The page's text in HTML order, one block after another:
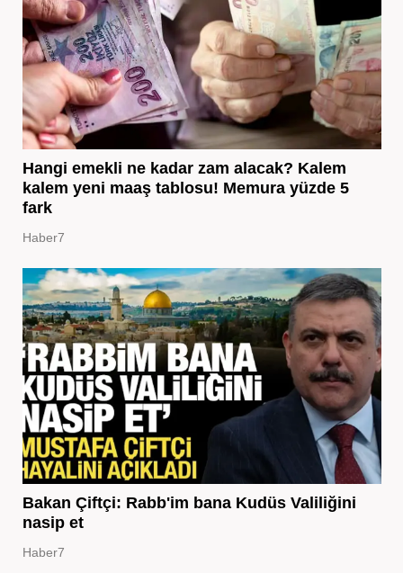
Hangi emekli ne kadar zam alacak? Kalem
kalem yeni maaş tablosu! Memura yüzde 5
fark
Haber7
Bakan Çiftçi: Rabb'im bana Kudüs Valiliğini
nasip et
Haber7